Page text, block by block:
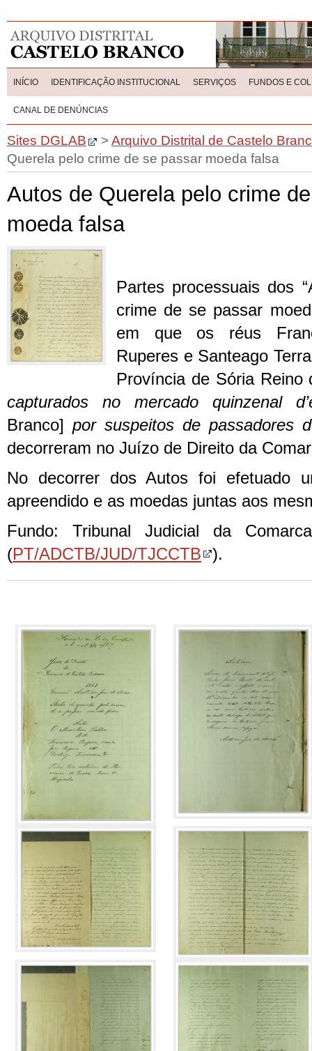
INÍCIO IDENTIFICAÇÃO INSTITUCIONAL SERVIÇOS FUNDOS E
CANAL DE DENÚNCIAS
Sites DGLAB >Arquivo Distrital de Castelo
Querela pelo crime de se passar moeda falsa
Autos de Querela pelo crime
moeda falsa
Partes processuais dos
crime de se passar
em que os réus
Ruperes e Santeago
Província de Sória Reino
capturados no mercado quinzenal
Branco] por suspeitos de passadores
decorreram no Juízo de Direito da
No decorrer dos Autos foi efetuado
apreendido e as moedas juntas aos
Fundo: Tribunal Judicial da
(PT/ADCTB/JUD/TJCCTB ).